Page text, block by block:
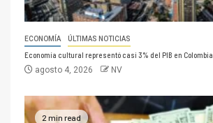
ECONOMÍA ÚLTIMAS NOTICIAS
Economía cultural representó casi 3% del PIB en Colombia
agosto 4, 2026 NV
2 min read